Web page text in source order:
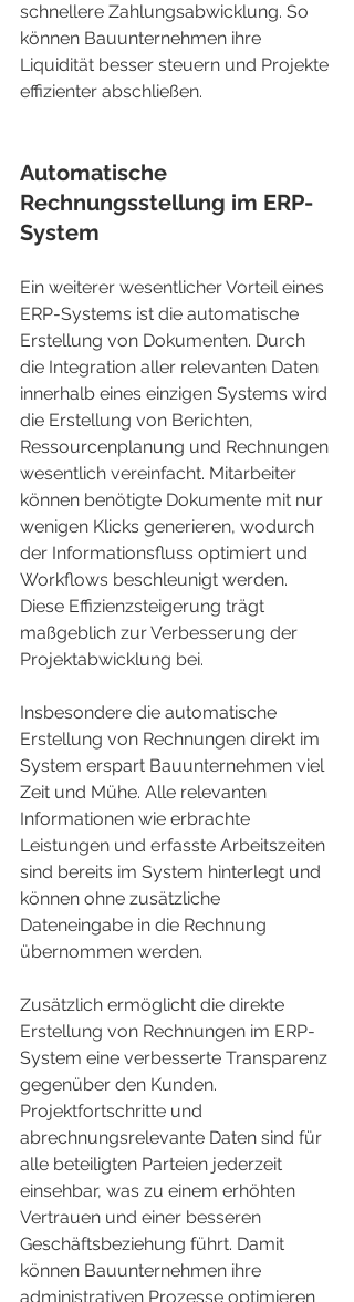
schnellere Zahlungsabwicklung. So
können Bauunternehmen ihre
Liquidität besser steuern und Projekte
effizienter abschließen.
Automatische
Rechnungsstellung im ERP-
System
Ein weiterer wesentlicher Vorteil eines
ERP-Systems ist die automatische
Erstellung von Dokumenten. Durch
die Integration aller relevanten Daten
innerhalb eines einzigen Systems wird
die Erstellung von Berichten,
Ressourcenplanung und Rechnungen
wesentlich vereinfacht. Mitarbeiter
können benötigte Dokumente mit nur
wenigen Klicks generieren, wodurch
der Informationsfluss optimiert und
Workflows beschleunigt werden.
Diese Effizienzsteigerung trägt
maßgeblich zur Verbesserung der
Projektabwicklung bei.
Insbesondere die automatische
Erstellung von Rechnungen direkt im
System erspart Bauunternehmen viel
Zeit und Mühe. Alle relevanten
Informationen wie erbrachte
Leistungen und erfasste Arbeitszeiten
sind bereits im System hinterlegt und
können ohne zusätzliche
Dateneingabe in die Rechnung
übernommen werden.
Zusätzlich ermöglicht die direkte
Erstellung von Rechnungen im ERP-
System eine verbesserte Transparenz
gegenüber den Kunden.
Projektfortschritte und
abrechnungsrelevante Daten sind für
alle beteiligten Parteien jederzeit
einsehbar, was zu einem erhöhten
Vertrauen und einer besseren
Geschäftsbeziehung führt. Damit
können Bauunternehmen ihre
administrativen Prozesse optimieren